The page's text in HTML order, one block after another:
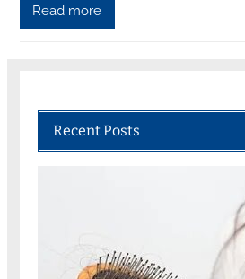
Read more
Recent Posts